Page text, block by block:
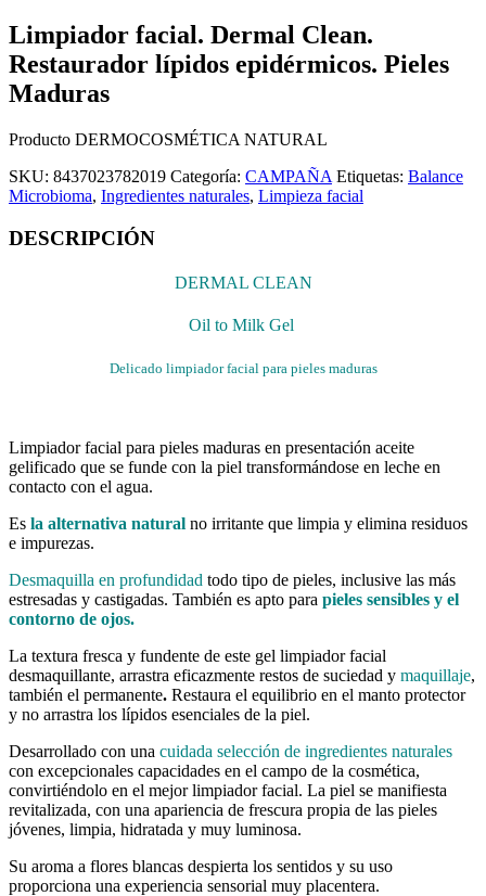
Limpiador facial. Dermal Clean.
Restaurador lípidos epidérmicos. Pieles
Maduras
Producto DERMOCOSMÉTICA NATURAL
SKU: 8437023782019 Categoría: CAMPAÑA Etiquetas: Balance
Microbioma, Ingredientes naturales, Limpieza facial
DESCRIPCIÓN
DERMAL CLEAN
Oil to Milk Gel
Delicado limpiador facial para pieles maduras
Limpiador facial para pieles maduras en presentación aceite
gelificado que se funde con la piel transformándose en leche en
contacto con el agua.
Es la alternativa natural no irritante que limpia y elimina residuos
e impurezas.
Desmaquilla en profundidad todo tipo de pieles, inclusive las más
estresadas y castigadas. También es apto para pieles sensibles y el
contorno de ojos.
La textura fresca y fundente de este gel limpiador facial
desmaquillante, arrastra eficazmente restos de suciedad y maquillaje,
también el permanente. Restaura el equilibrio en el manto protector
y no arrastra los lípidos esenciales de la piel.
Desarrollado con una cuidada selección de ingredientes naturales
con excepcionales capacidades en el campo de la cosmética,
convirtiéndolo en el mejor limpiador facial. La piel se manifiesta
revitalizada, con una apariencia de frescura propia de las pieles
jóvenes, limpia, hidratada y muy luminosa.
Su aroma a flores blancas despierta los sentidos y su uso
proporciona una experiencia sensorial muy placentera.